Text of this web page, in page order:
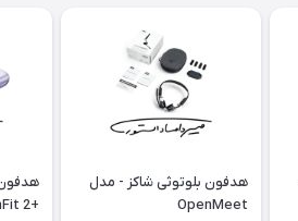
هدفون بلوتوثی شاکز - مدل
OpenMeet
+OpenFit 2